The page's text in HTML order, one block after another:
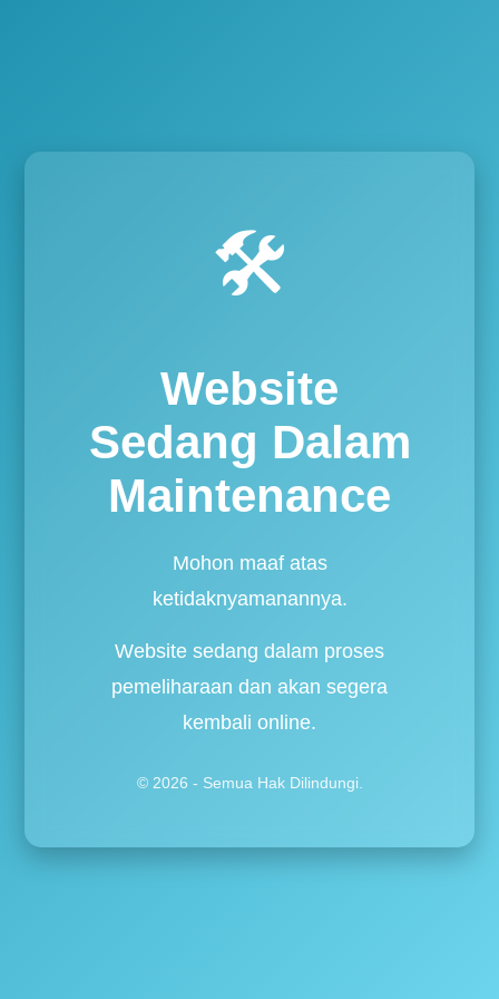
🛠️
Website
Sedang Dalam
Maintenance
Mohon maaf atas
ketidaknyamanannya.
Website sedang dalam proses
pemeliharaan dan akan segera
kembali online.
© 2026 - Semua Hak Dilindungi.